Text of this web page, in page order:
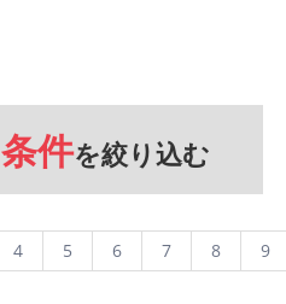
条件を絞り込む
4 5 6 7 8 9